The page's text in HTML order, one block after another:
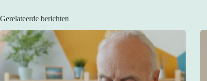
Gerelateerde berichten